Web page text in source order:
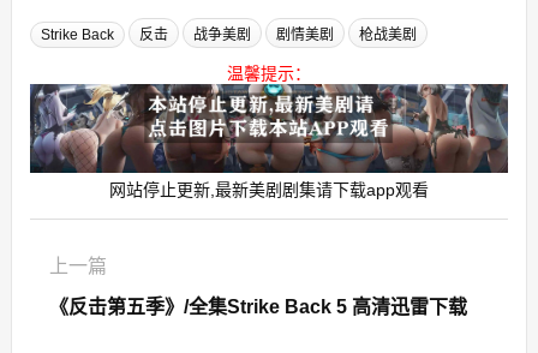
Strike Back 反击 战争美剧 剧情美剧 枪战美剧
温馨提示：
网站停止更新,最新美剧剧集请下载app观看
上一篇
《反击第五季》/全集Strike Back 5 高清迅雷下载